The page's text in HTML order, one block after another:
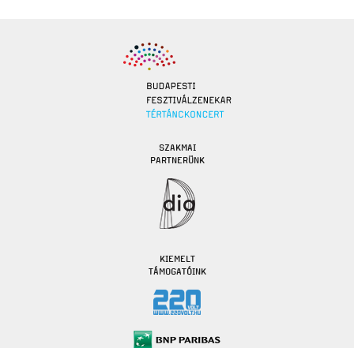
SZAKMAI
PARTNERÜNK
KIEMELT
TÁMOGATÓINK